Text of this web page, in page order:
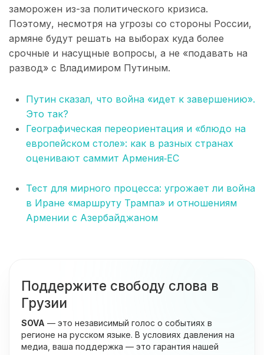
заморожен из-за политического кризиса.
Поэтому, несмотря на угрозы со стороны России,
армяне будут решать на выборах куда более
срочные и насущные вопросы, а не «подавать на
развод» с Владимиром Путиным.
Путин сказал, что война «идет к завершению».
Это так?
Географическая переориентация и «блюдо на
европейском столе»: как в разных странах
оценивают саммит Армения‑ЕС
Тест для мирного процесса: угрожает ли война
в Иране «маршруту Трампа» и отношениям
Армении с Азербайджаном
Поддержите свободу слова в
Грузии
SOVA — это независимый голос о событиях в
регионе на русском языке. В условиях давления на
медиа, ваша поддержка — это гарантия нашей